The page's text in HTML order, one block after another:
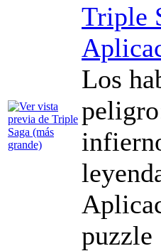
Triple
Los
puzzle